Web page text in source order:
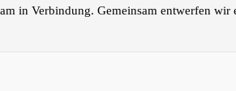
in Verbindung. Gemeinsam entwerfen